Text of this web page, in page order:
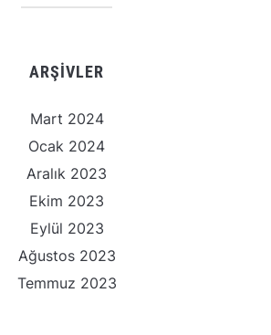
ARŞIVLER
Mart 2024
Ocak 2024
Aralık 2023
Ekim 2023
Eylül 2023
Ağustos 2023
Temmuz 2023